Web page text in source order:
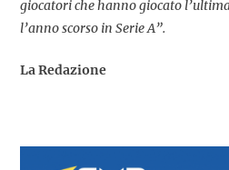
giocatori che hanno giocato
l’anno scorso in Serie A”.
La Redazione